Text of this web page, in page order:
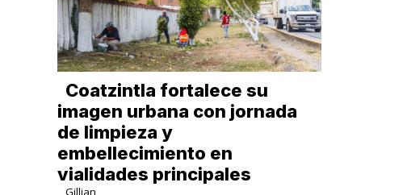
Coatzintla fortalece su
imagen urbana con jornada
de limpieza y
embellecimiento en
vialidades principales
Gillian